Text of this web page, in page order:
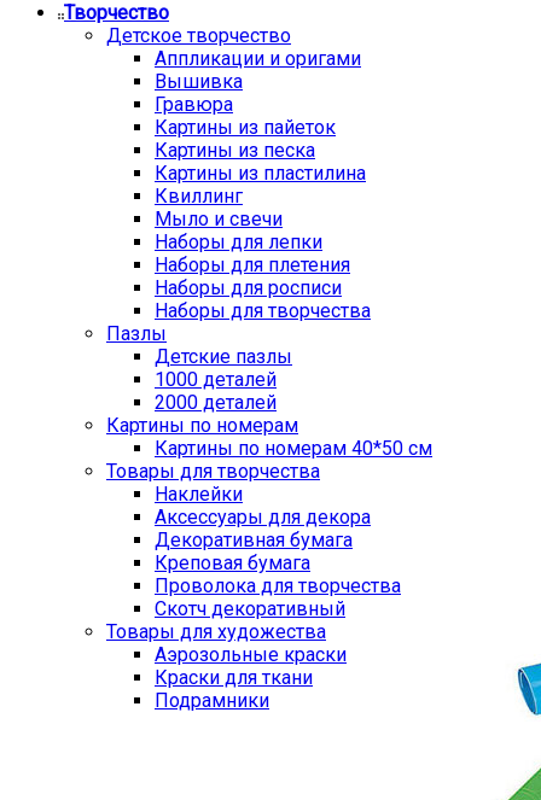
Творчество
Детское творчество
Аппликации и оригами
Вышивка
Гравюра
Картины из пайеток
Картины из песка
Картины из пластилина
Квиллинг
Мыло и свечи
Наборы для лепки
Наборы для плетения
Наборы для росписи
Наборы для творчества
Пазлы
Детские пазлы
1000 деталей
2000 деталей
Картины по номерам
Картины по номерам 40*50 см
Товары для творчества
Наклейки
Аксессуары для декора
Декоративная бумага
Креповая бумага
Проволока для творчества
Скотч декоративный
Товары для художества
Аэрозольные краски
Краски для ткани
Подрамники